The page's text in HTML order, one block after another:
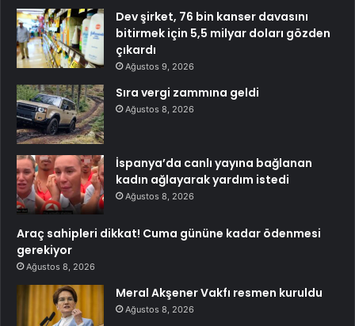
Dev şirket, 76 bin kanser davasını
bitirmek için 5,5 milyar doları gözden
çıkardı
Ağustos 9, 2026
Sıra vergi zammına geldi
Ağustos 8, 2026
İspanya’da canlı yayına bağlanan
kadın ağlayarak yardım istedi
Ağustos 8, 2026
Araç sahipleri dikkat! Cuma gününe kadar ödenmesi
gerekiyor
Ağustos 8, 2026
Meral Akşener Vakfı resmen kuruldu
Ağustos 8, 2026